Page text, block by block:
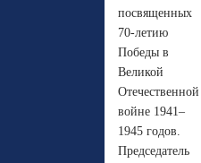
посвященных
70-летию
Победы в
Великой
Отечественной
войне 1941–
1945 годов.
Председатель